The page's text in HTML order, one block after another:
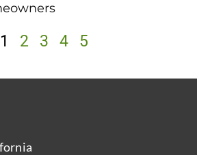
1 2 3 4 5